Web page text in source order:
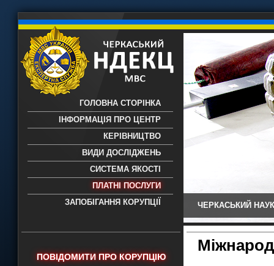
науково-дослідний експертно-
- проведення всих видів судових
експертиз
ГОЛОВНА СТОРІНКА
ІНФОРМАЦІЯ ПРО ЦЕНТР
КЕРІВНИЦТВО
ВИДИ ДОСЛІДЖЕНЬ
СИСТЕМА ЯКОСТІ
ПЛАТНІ ПОСЛУГИ
ЗАПОБІГАННЯ КОРУПЦІЇ
ЧЕРКАСЬКИЙ
ПОВІДОМИТИ ПРО КОРУПЦІЮ